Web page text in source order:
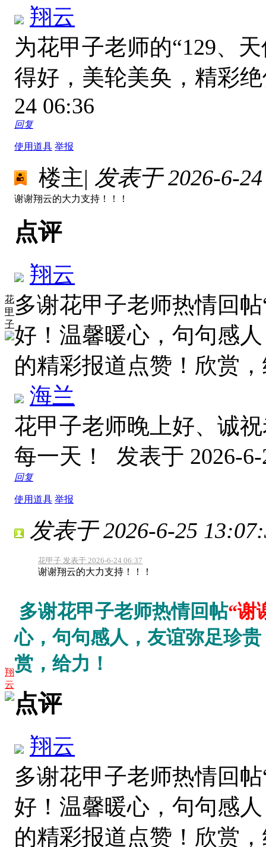
翔云
为花甲子老师的“129、
得好，美轮美奂，精彩
24 06:36
回复
使用道具 举报
花
甲
子
楼主| 发表于 2026-6-
谢谢翔云的大力支持！！！
点评
翔云
多谢花甲子老师热情回
好！温馨暖心，句句感
的精彩报道点赞！欣赏
海兰
花甲子老师晚上好、诚
每一天！ 发表于 2026-6-
回复
使用道具 举报
翔
云
发表于 2026-6-25
花甲子 发表于 2026-6-24 06:37
谢谢翔云的大力支持！！！
多谢花甲子老师热情回帖“谢
心，句句感人，友谊弥足珍
赏，给力！
点评
翔云
多谢花甲子老师热情回
好！温馨暖心，句句感
的精彩报道点赞！欣赏